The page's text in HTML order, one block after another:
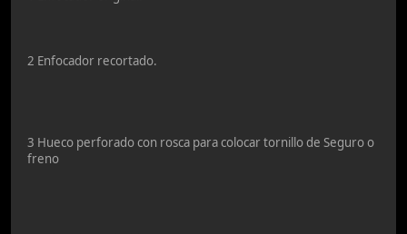
2 Enfocador recortado.
3 Hueco perforado con rosca para colocar tornillo de Seguro o
freno